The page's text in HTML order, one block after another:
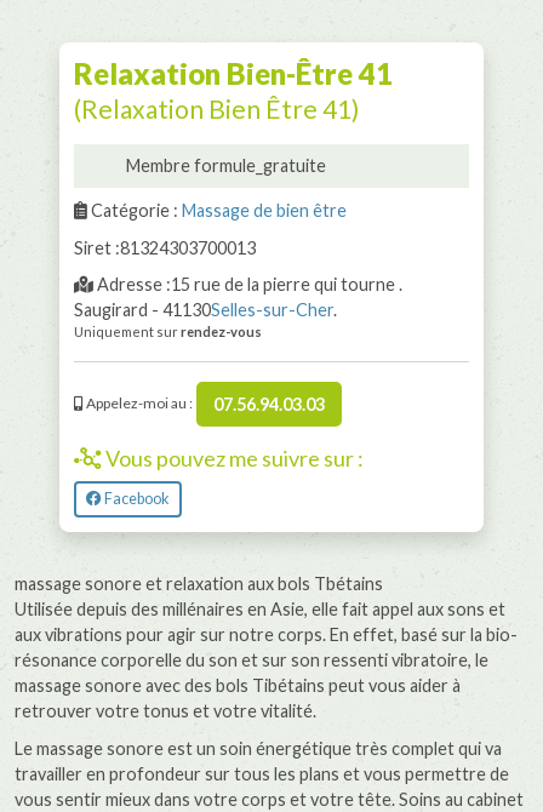
Relaxation Bien-Être 41
(Relaxation Bien Être 41)
Membre formule_gratuite
Catégorie : Massage de bien être
Siret :81324303700013
Adresse :15 rue de la pierre qui tourne .
Saugirard - 41130Selles-sur-Cher.
Uniquement surrendez-vous
Appelez-moi au : 07.56.94.03.03
Vous pouvez me suivre sur :
Facebook
massage sonore et relaxation aux bols Tbétains
Utilisée depuis des millénaires en Asie, elle fait appel aux sons et
aux vibrations pour agir sur notre corps. En effet, basé sur la bio-
résonance corporelle du son et sur son ressenti vibratoire, le
massage sonore avec des bols Tibétains peut vous aider à
retrouver votre tonus et votre vitalité.
Le massage sonore est un soin énergétique très complet qui va
travailler en profondeur sur tous les plans et vous permettre de
vous sentir mieux dans votre corps et votre tête. Soins au cabinet